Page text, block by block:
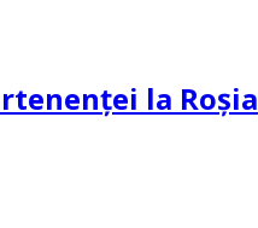
la Roșia